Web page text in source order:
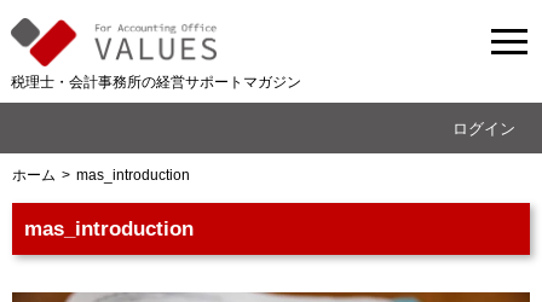
税理士・会計事務所の経営サポートマガジン
ログイン
ホーム mas_introduction
mas_introduction